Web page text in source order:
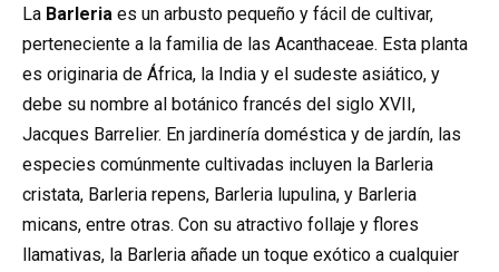
La Barleria es un arbusto pequeño y fácil de cultivar,
perteneciente a la familia de las Acanthaceae. Esta planta
es originaria de África, la India y el sudeste asiático, y
debe su nombre al botánico francés del siglo XVII,
Jacques Barrelier. En jardinería doméstica y de jardín, las
especies comúnmente cultivadas incluyen la Barleria
cristata, Barleria repens, Barleria lupulina, y Barleria
micans, entre otras. Con su atractivo follaje y flores
llamativas, la Barleria añade un toque exótico a cualquier